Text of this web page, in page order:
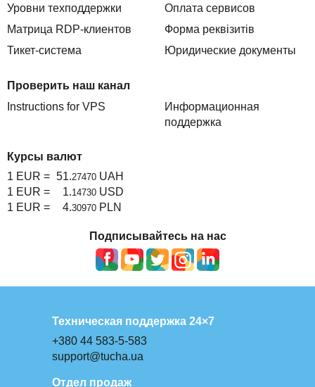
Уровни техподдержки
Матрица RDP-клиентов
Тикет-система
Оплата сервисов
Форма реквізитів
Юридические документы
Проверить наш канал
Instructions for VPS
Информационная
поддержка
Курсы валют
1 EUR = 51.27470 UAH
1 EUR =
1.14730 USD
1 EUR =
4.30970 PLN
Подписывайтесь на нас
Техническая поддержка 24×7
+380 44 583-5-583
support@tucha.ua
Отдел продаж